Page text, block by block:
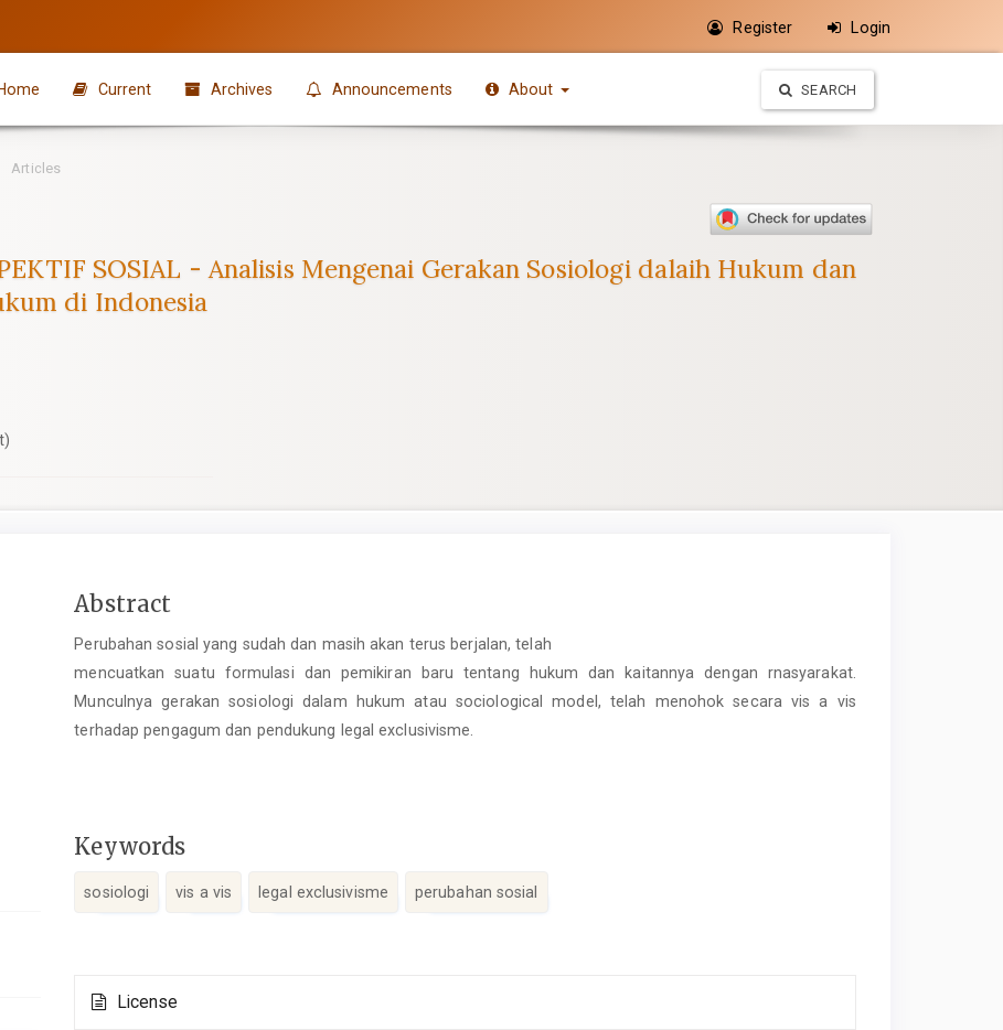
Register Login
Current Archives Announcements About SEARCH
Articles
SOSIAL - Analisis Mengenai Gerakan Sosiologi dalaih Hukum dan
di Indonesia
Main
Content
Abstract
Perubahan sosial yang sudah dan masih akan terus berjalan, telah
mencuatkan suatu formulasi dan pemikiran baru tentang hukum dan kaitannya dengan rnasyarakat.
Munculnya gerakan sosiologi dalam hukum atau sociological model, telah menohok secara vis a vis
terhadap pengagum dan pendukung legal exclusivisme.
Keywords
sosiologi vis a vis legal exclusivisme perubahan sosial
Details
License